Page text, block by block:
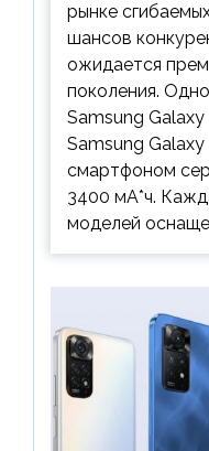
рынке
шансов
ожидается
поколения.
Samsung
Samsung
смартфоном
3400 мА*ч.
моделей